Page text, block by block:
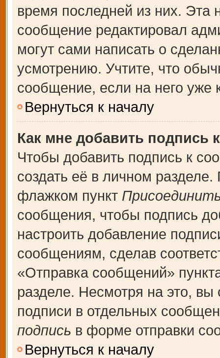
время последней из них. Эта
сообщение редактировал
могут сами написать о
усмотрению. Учтите, что
сообщение, если на него уже
Вернуться к началу
Как мне добавить подпись
Чтобы добавить подпись к
создать её в личном
флажком пункт
сообщения, чтобы подпись
настроить добавление
сообщениям, сделав
«Отправка сообщений»
разделе. Несмотря на это,
подписи в отдельных
подпись в форме отправки
Вернуться к началу